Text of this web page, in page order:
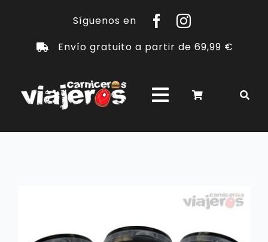
contenido
Síguenos en
Envío gratuito a partir de 69,99 €
Toggle
Navigation
PRODUCTOS